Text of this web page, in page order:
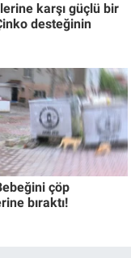
karşı güçlü bir
desteğinin
çöp
bıraktı!